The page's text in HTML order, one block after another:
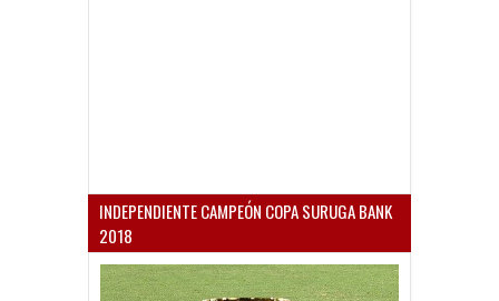
INDEPENDIENTE CAMPEÓN COPA SURUGA BANK
2018